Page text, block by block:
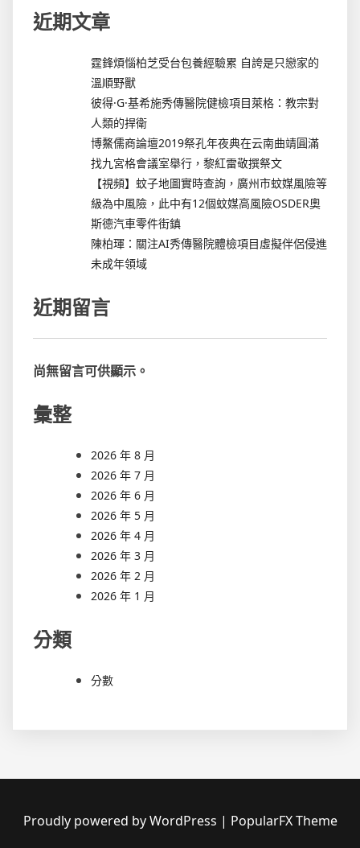
近期文章
霆鋒煩惱柏芝受台包養經驗累 自誇是只戀家的
溫順野獸
彼得·G·基希施秀傳醫院健檢項目萊格：教宗對
人類的捍衛
博鰲儒商論壇2019祭孔年夜典在云南曲靖圓滿
找九宮格會議室舉行，黎紅雷敬撰祭文
【視頻】蚊子地圖實時查詢，廣州市蚊媒風險等
級為中風險，此中有12個蚊媒高風險OSDER奧
斯德汽車零件街鎮
陳柏琿：關注AI秀傳醫院體檢項目虛擬伴侶侵進
未成年領域
近期留言
尚無留言可供顯示。
彙整
2026 年 8 月
2026 年 7 月
2026 年 6 月
2026 年 5 月
2026 年 4 月
2026 年 3 月
2026 年 2 月
2026 年 1 月
分類
分數
Proudly powered by WordPress | PopularFX Theme